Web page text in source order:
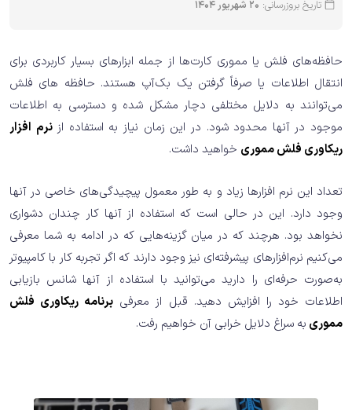
تاریخ بروزرسانی: 20 شهریور 1404
حافظه‌های فلش یا مموری کارت‌ها از جمله ابزارهای بسیار کاربردی برای
انتقال اطلاعات یا صرفاً گرفتن یک بک‌آپ هستند. حافظه های فلش
می‌توانند به دلایل مختلفی دچار مشکل شده و دسترسی به اطلاعات
موجود در آنها محدود شود. در این زمان نیاز به استفاده ازنرم افزار
ریکاوری فلش مموری خواهید داشت.
تعداد این نرم افزارها زیاد و به طور معمول پیچیدگی‌های خاصی در آنها
وجود دارد. این در حالی است که استفاده از آنها کار چندان دشواری
نخواهد بود. هرچند که در میان گزینه‌هایی که در ادامه به شما معرفی
می‌کنیم نرم‌افزارهای پیشرفته‌ای نیز وجود دارند که اگر تجربه کار با کامپیوتر
به‌صورت حرفه‌ای را دارید می‌توانید با استفاده از آنها شانس بازیابی
اطلاعات خود را افزایش دهید. قبل از معرفی برنامه ریکاوری فلش
مموری به سراغ دلایل خرابی آن خواهیم رفت.